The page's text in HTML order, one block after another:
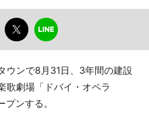
ウンで8月31日、3年間の建設
歌劇場「ドバイ・オペラ
ンする。